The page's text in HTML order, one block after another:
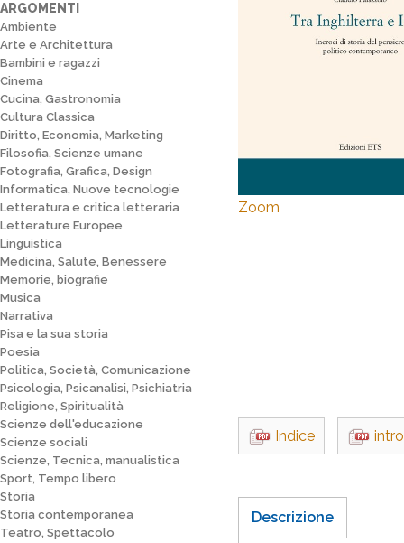
ARGOMENTI
Ambiente
Arte e Architettura
Bambini e ragazzi
Cinema
Cucina, Gastronomia
Cultura Classica
Diritto, Economia, Marketing
Filosofia, Scienze umane
Fotografia, Grafica, Design
Informatica, Nuove tecnologie
Letteratura e critica letteraria
Letterature Europee
Linguistica
Medicina, Salute, Benessere
Memorie, biografie
Musica
Narrativa
Pisa e la sua storia
Poesia
Politica, Società, Comunicazione
Psicologia, Psicanalisi, Psichiatria
Religione, Spiritualità
Scienze dell'educazione
Scienze sociali
Scienze, Tecnica, manualistica
Sport, Tempo libero
Storia
Storia contemporanea
Teatro, Spettacolo
Zoom
Indice
Descrizione